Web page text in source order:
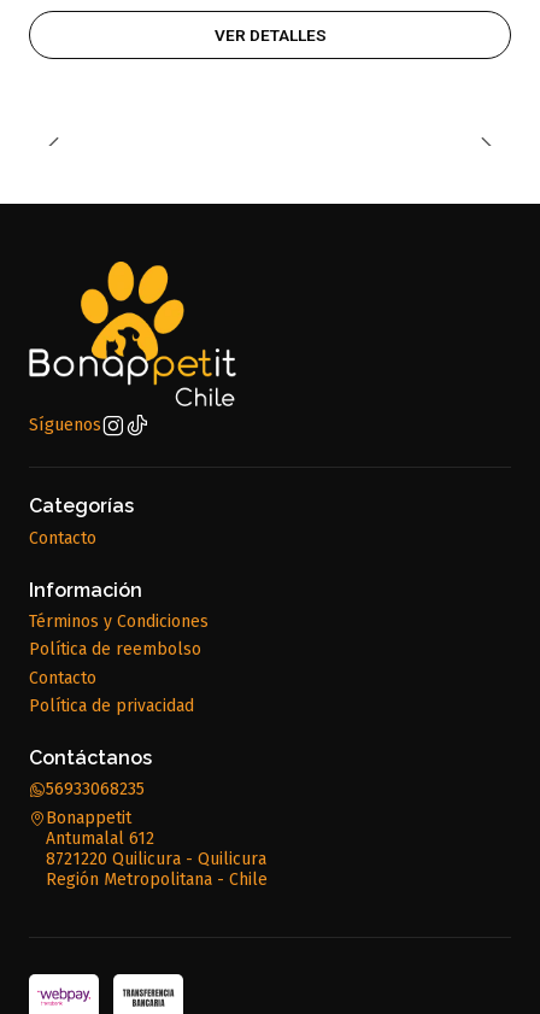
VER DETALLES
Síguenos
Categorías
Contacto
Información
Términos y Condiciones
Política de reembolso
Contacto
Política de privacidad
Contáctanos
56933068235
Bonappetit
Antumalal 612
8721220 Quilicura - Quilicura
Región Metropolitana - Chile